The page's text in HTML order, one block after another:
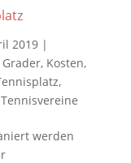
2019|
Grader, Kosten,
,
Tennisvereine
werden